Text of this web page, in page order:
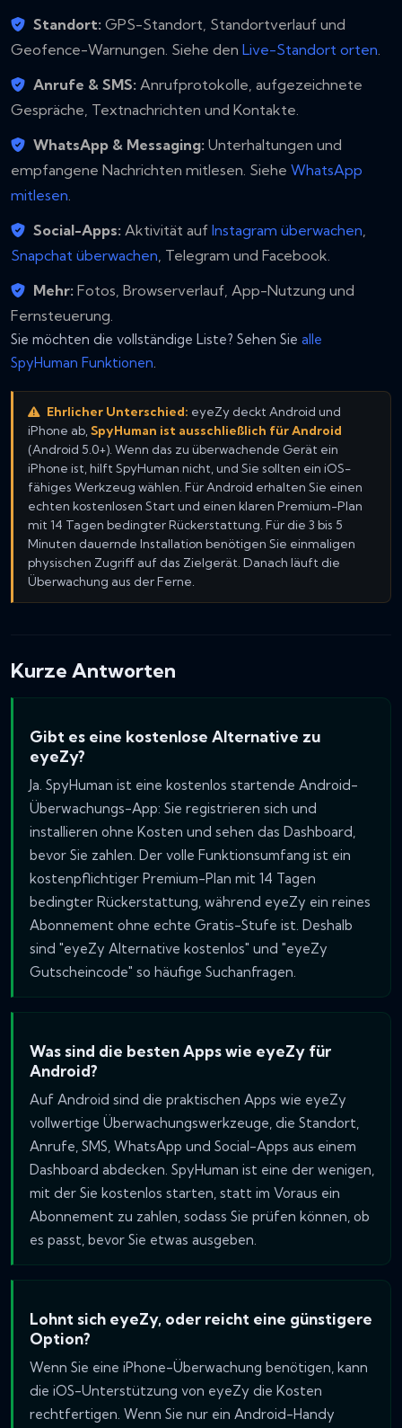
Standort: GPS-Standort, Standortverlauf und
Geofence-Warnungen. Siehe den Live-Standort orten.
Anrufe & SMS: Anrufprotokolle, aufgezeichnete
Gespräche, Textnachrichten und Kontakte.
WhatsApp & Messaging: Unterhaltungen und
empfangene Nachrichten mitlesen. Siehe WhatsApp
mitlesen.
Social-Apps: Aktivität auf Instagram überwachen,
Snapchat überwachen, Telegram und Facebook.
Mehr: Fotos, Browserverlauf, App-Nutzung und
Fernsteuerung.
Sie möchten die vollständige Liste? Sehen Sie alle
SpyHuman Funktionen.
Ehrlicher Unterschied: eyeZy deckt Android und
iPhone ab,SpyHuman ist ausschließlich für Android
(Android 5.0+). Wenn das zu überwachende Gerät ein
iPhone ist, hilft SpyHuman nicht, und Sie sollten ein iOS-
fähiges Werkzeug wählen. Für Android erhalten Sie einen
echten kostenlosen Start und einen klaren Premium-Plan
mit 14 Tagen bedingter Rückerstattung. Für die 3 bis 5
Minuten dauernde Installation benötigen Sie einmaligen
physischen Zugriff auf das Zielgerät. Danach läuft die
Überwachung aus der Ferne.
Kurze Antworten
Gibt es eine kostenlose Alternative zu
eyeZy?
Ja. SpyHuman ist eine kostenlos startende Android-
Überwachungs-App: Sie registrieren sich und
installieren ohne Kosten und sehen das Dashboard,
bevor Sie zahlen. Der volle Funktionsumfang ist ein
kostenpflichtiger Premium-Plan mit 14 Tagen
bedingter Rückerstattung, während eyeZy ein reines
Abonnement ohne echte Gratis-Stufe ist. Deshalb
sind "eyeZy Alternative kostenlos" und "eyeZy
Gutscheincode" so häufige Suchanfragen.
Was sind die besten Apps wie eyeZy für
Android?
Auf Android sind die praktischen Apps wie eyeZy
vollwertige Überwachungswerkzeuge, die Standort,
Anrufe, SMS, WhatsApp und Social-Apps aus einem
Dashboard abdecken. SpyHuman ist eine der wenigen,
mit der Sie kostenlos starten, statt im Voraus ein
Abonnement zu zahlen, sodass Sie prüfen können, ob
es passt, bevor Sie etwas ausgeben.
Lohnt sich eyeZy, oder reicht eine günstigere
Option?
Wenn Sie eine iPhone-Überwachung benötigen, kann
die iOS-Unterstützung von eyeZy die Kosten
rechtfertigen. Wenn Sie nur ein Android-Handy